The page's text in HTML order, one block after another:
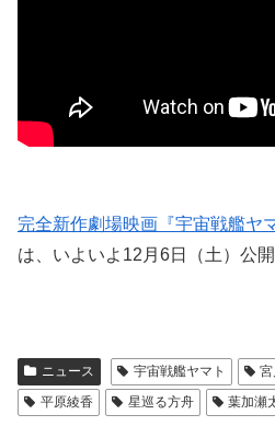
完全新作劇場映画『宇宙戦艦ヤ
は、いよいよ12月6日（土）公開
ニュース 宇宙戦艦ヤマト 宮
平原綾香
星巡る方舟 葉加瀬